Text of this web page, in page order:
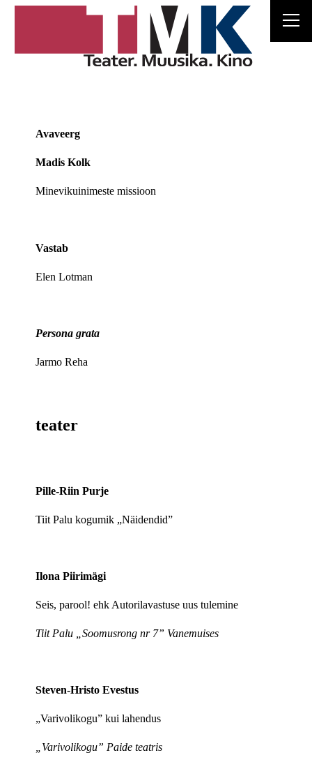
Avaveerg
Madis Kolk
Minevikuinimeste missioon
Vastab
Elen Lotman
Persona grata
Jarmo Reha
teater
Pille-Riin Purje
Tiit Palu kogumik „Näidendid”
Ilona Piirimägi
Seis, parool! ehk Autorilavastuse uus tulemine
Tiit Palu „Soomusrong nr 7” Vanemuises
Steven-Hristo Evestus
„Varivolikogu” kui lahendus
„Varivolikogu” Paide teatris